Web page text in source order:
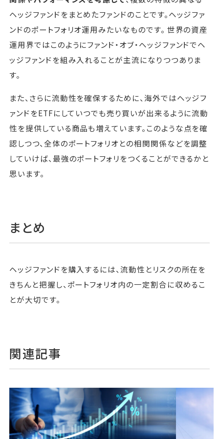
ヘッジファンドをまとめたファンドのことです。ヘッジファ
ンドのポートフォリオ運用みたいなものです。 世界の資産
運用界ではこのようにファンド・オブ・ヘッジファンドでヘ
ッジファンドを組み入れることが主流になりつつありま
す。
また、さらに流動性を確保するために、海外ではヘッジフ
ァンドをETFにしていつでも売り買いが出来るように流動
性を提供している商品も増えています。このような点を確
認しつつ、全体のポートフォリオとの相関関係などを調整
していけば、最強のポートフォリをつくることができるかと
思います。
まとめ
ヘッジファンドを購入するには、流動性とリスクの所在を
きちんと把握し、ポートフォリオ内の一定割合に収めるこ
とが大切です。
関連記事